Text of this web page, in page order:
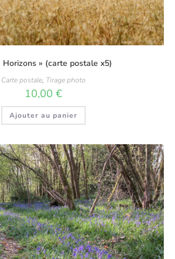
Horizons » (carte postale x5)
Carte postale, Tirage photo
10,00 €
Ajouter au panier